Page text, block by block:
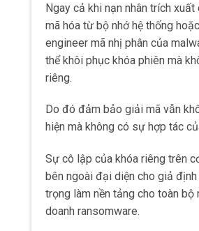
Ngay cả khi nạn nhân trích
mã hóa từ bộ nhớ hệ thống
engineer mã nhị phân của
thể khôi phục khóa phiên mà
riêng.
Do đó đảm bảo giải mã vẫn
hiện mà không có sự hợp tác
Sự cô lập của khóa riêng trên
bên ngoài đại diện cho giả
trọng làm nền tảng cho toàn bộ
doanh ransomware.